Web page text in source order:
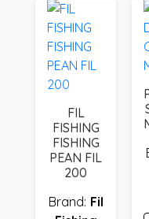
FIL
FISHING
FISHING
PEAN FIL
200
Fil